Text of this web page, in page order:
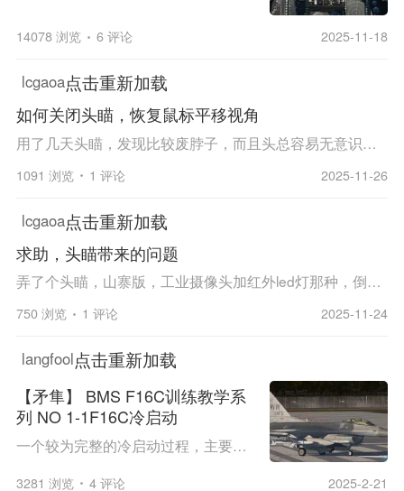
14078 浏览 6 评论 2025-11-18
lcgaoa点击重新加载
如何关闭头瞄，恢复鼠标平移视角
用了几天头瞄，发现比较废脖子，而且头总容易无意识的乱动，影响视角，想恢复到原来的鼠标右键控制视角模式，原以为只要不打开opentrack就能恢复，结果发现不行，这把不用头瞄还不行了，实在是无语了，不知道各位大佬有没有知道怎么设置头瞄关闭的？感激不尽...
1091 浏览 1 评论 2025-11-26
lcgaoa点击重新加载
求助，头瞄带来的问题
弄了个头瞄，山寨版，工业摄像头加红外led灯那种，倒是挺好用的，唯一的问题是不知为什么，一旦按T调出ATC菜单，光标（就是中心那个黄点）就往一边漂移，还挺快的，搞得通信非常不方便，得用鼠标赶紧去找目标点击，还得打好提前量，不调出这个选单时一切正常...
750 浏览 1 评论 2025-11-24
langfool点击重新加载
【矛隼】 BMS F16C训练教学系
列 NO 1-1F16C冷启动
一个较为完整的冷启动过程，主要参考BWiki的冷启动一节（向tube表示敬意）。强烈建议各位在尝试完整冷启动前先去阅读。没有按照checklist来制作是因为涉及太多在游戏里无用的东西。我按照BWiki的顺序制作了一份冷启检查单并在视频中展示，需要的朋友可以向...
3281 浏览 4 评论 2025-2-21